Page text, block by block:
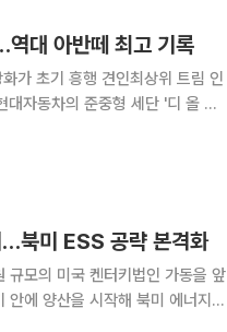
대 아반떼 최고 기록
가 초기 흥행 견인최상위 트림 인
북미 ESS 공략 본격화
모의 미국 켄터키법인 가동을 앞
에 양산을 시작해 북미 에너지저